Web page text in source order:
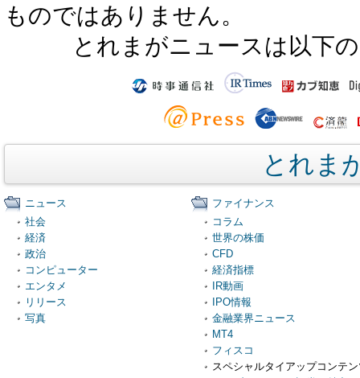
ものではありません。
とれまがニュースは以下
とれま
ニュース
社会
経済
政治
コンピューター
エンタメ
リリース
写真
ファイナンス
コラム
世界の株価
CFD
経済指標
IR動画
IPO情報
金融業界ニュース
MT4
フィスコ
スペシャルタイアップコンテ